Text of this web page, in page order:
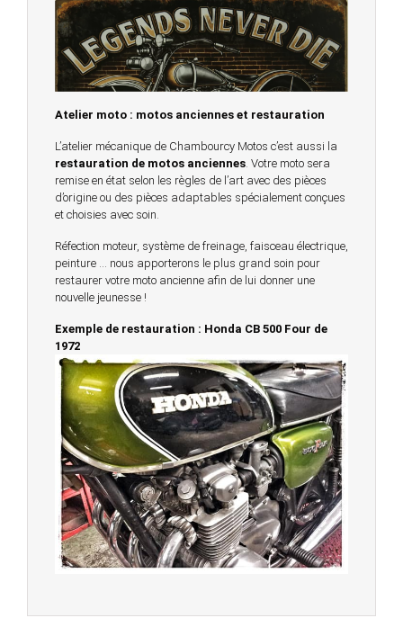
Atelier moto : motos anciennes et restauration
L’atelier mécanique de Chambourcy Motos c’est aussi la
restauration de motos anciennes . Votre moto sera
remise en état selon les règles de l’art avec des pièces
d’origine ou des pièces adaptables spécialement conçues
et choisies avec soin.
Réfection moteur, système de freinage, faisceau électrique,
peinture … nous apporterons le plus grand soin pour
restaurer votre moto ancienne afin de lui donner une
nouvelle jeunesse !
Exemple de restauration : Honda CB 500 Four de
1972
© 2023 -Chambourcy Motos 78 - 7bis chemin de la
Forêt - 78240 - Chambourcy -
Garage Motos et Scooters depuis 20 ans à votre
service entre Saint Germain en Laye et Poissy
Achat de motos et scooters - Dépôt vente - Réparation
- Concessionnaire Voge - Concessionnaire
Multimarques